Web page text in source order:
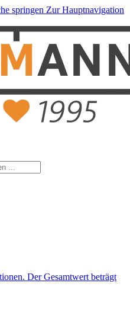
springen Zur Hauptnavigation
Der Gesamtwert beträgt